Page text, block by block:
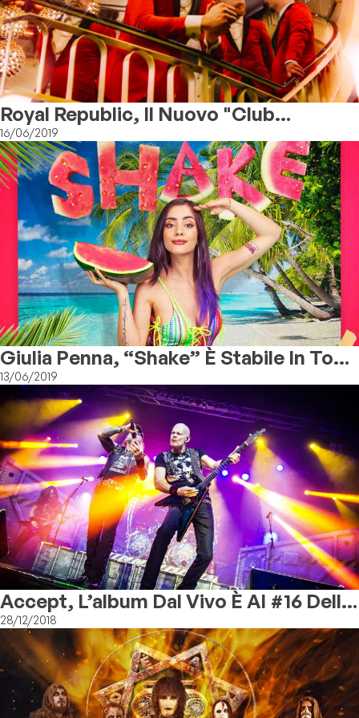
Royal Republic, Il Nuovo "Club
Majesty" È In Classifica
16/06/2019
Giulia Penna, “Shake” È Stabile In Top
Ten
13/06/2019
Accept, L’album Dal Vivo È Al #16 Della
Billboard Classical Chart
28/12/2018